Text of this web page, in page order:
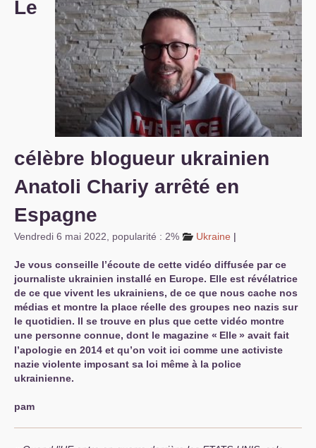
S’organiser
Comprendre...
Vie du site
Le
célèbre blogueur ukrainien
Anatoli Chariy arrêté en
Espagne
Vendredi 6 mai 2022 popularité : 2% Ukraine |
Je vous conseille l’écoute de cette vidéo diffusée par ce
journaliste ukrainien installé en Europe. Elle est révélatrice
de ce que vivent les ukrainiens, de ce que nous cache nos
médias et montre la place réelle des groupes neo nazis sur
le quotidien. Il se trouve en plus que cette vidéo montre
une personne connue, dont le magazine « Elle» avait fait
l’apologie en 2014 et qu’on voit ici comme une activiste
nazie violente imposant sa loi même à la police
ukrainienne.
pam